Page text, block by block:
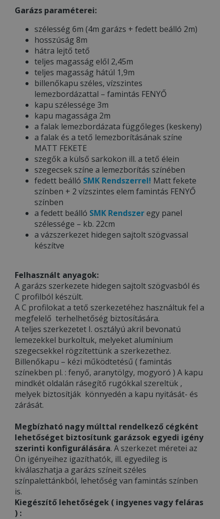
Garázs paraméterei:
szélesség 6m (4m garázs + fedett beálló 2m)
hosszúság 8m
hátra lejtő tető
teljes magasság elől 2,45m
teljes magasság hátúl 1,9m
billenőkapu széles, vízszintes
lemezbordázattal – famintás FENYŐ
kapu szélessége 3m
kapu magassága 2m
a falak lemezbordázata függőleges (keskeny)
a falak és a tető lemezborításának színe
MATT FEKETE
szegők a külső sarkokon ill. a tető élein
szegecsek színe a lemezborítás színében
fedett beálló SMK Rendszerrel! Matt fekete
színben + 2 vízszintes elem famintás FENYŐ
színben
a fedett beálló SMK Rendszeregy panel
szélessége – kb. 22cm
a vázszerkezet hidegen sajtolt szögvassal
készítve
Felhasznált anyagok:
A garázs szerkezete hidegen sajtolt szögvasból és
C profilból készült.
A C profilokat a tető szerkezetéhez használtuk fel a
megfelelő terhelhetőség biztosítására.
A teljes szerkezetet I. osztályú akril bevonatú
lemezekkel burkoltuk, melyeket alumínium
szegecsekkel rögzítettünk a szerkezethez.
Billenőkapu – kézi működtetésű ( famintás
színekben pl. : fenyő, aranytölgy, mogyoró ) A kapu
mindkét oldalán rásegítő rugókkal szereltük ,
melyek biztosítják könnyedén a kapu nyitását- és
zárását.
Megbízható nagy múlttal rendelkező cégként
lehetőséget biztosítunk garázsok egyedi igény
szerinti konfigurálására. A szerkezet méretei az
Ön igényeihez igazíthatók, ill. egyedileg is
kiválaszhatja a garázs színeit széles
színpalettánkból, lehetőség van famintás színben
is.
Kiegészítő lehetőségek ( ingyenes vagy feláras
) :